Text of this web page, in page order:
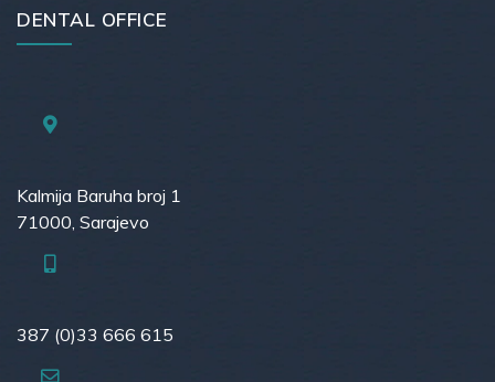
DENTAL OFFICE
Kalmija Baruha broj 1
71000, Sarajevo
387 (0)33 666 615